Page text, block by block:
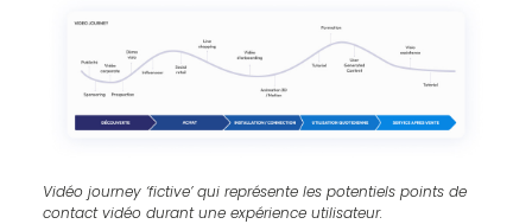
Vidéo journey ‘fictive’ qui représente les potentiels points de
contact vidéo durant une expérience utilisateur.